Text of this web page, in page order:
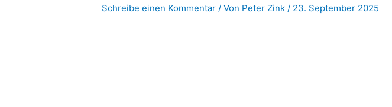
Schreibe einen Kommentar / Von Peter Zink/ 23. September 2025